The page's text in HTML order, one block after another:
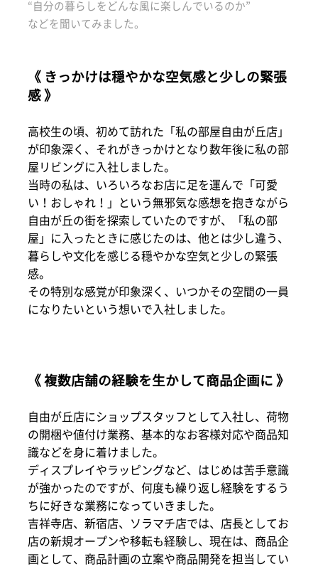
“自分の暮らしをどんな風に楽しんでいるのか”
などを聞いてみました。
《 きっかけは穏やかな空気感と少しの緊張
感 》
高校生の頃、初めて訪れた「私の部屋自由が丘店」
が印象深く、それがきっかけとなり数年後に私の部
屋リビングに入社しました。
当時の私は、いろいろなお店に足を運んで「可愛
い！おしゃれ！」という無邪気な感想を抱きながら
自由が丘の街を探索していたのですが、「私の部
屋」に入ったときに感じたのは、他とは少し違う、
暮らしや文化を感じる穏やかな空気と少しの緊張
感。
その特別な感覚が印象深く、いつかその空間の一員
になりたいという想いで入社しました。
《 複数店舗の経験を生かして商品企画に 》
自由が丘店にショップスタッフとして入社し、荷物
の開梱や値付け業務、基本的なお客様対応や商品知
識などを身に着けました。
ディスプレイやラッピングなど、はじめは苦手意識
が強かったのですが、何度も繰り返し経験をするう
ちに好きな業務になっていきました。
吉祥寺店、新宿店、ソラマチ店では、店長としてお
店の新規オープンや移転も経験し、現在は、商品企
画として、商品計画の立案や商品開発を担当してい